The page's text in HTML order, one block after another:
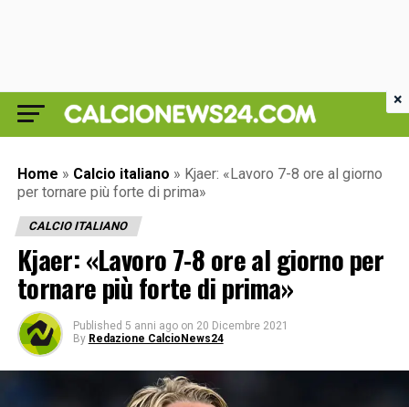
Home » Calcio italiano » Kjaer: «Lavoro 7-8 ore al giorno
per tornare più forte di prima»
CALCIO ITALIANO
Kjaer: «Lavoro 7-8 ore al giorno per
tornare più forte di prima»
Published 5 anni ago on 20 Dicembre 2021
By Redazione CalcioNews24
×